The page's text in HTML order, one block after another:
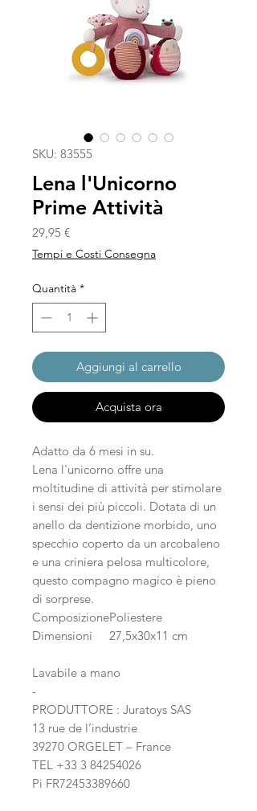
SKU: 83555
Lena l'Unicorno
Prime Attività
29,95 €Prezzo
Tempi e Costi Consegna
Quantità *
Aggiungi al carrello
Acquista ora
Adatto da 6 mesi in su.
Lena l'unicorno offre una
moltitudine di attività per stimolare
i sensi dei più piccoli. Dotata di un
anello da dentizione morbido, uno
specchio coperto da un arcobaleno
e una criniera pelosa multicolore,
questo compagno magico è pieno
di sorprese.
ComposizionePoliestere
Dimensioni
27,5x30x11 cm
Lavabile a mano
-
PRODUTTORE : Juratoys SAS
13 rue de l’industrie
39270 ORGELET – France
TEL +33 3 84254026
Pi FR72453389660